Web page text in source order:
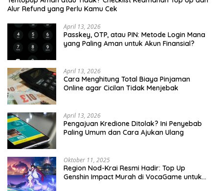
Alur Refund yang Perlu Kamu Cek
April 13, 2026
Passkey, OTP, atau PIN: Metode Login Mana
yang Paling Aman untuk Akun Finansial?
April 13, 2026
Cara Menghitung Total Biaya Pinjaman
Online agar Cicilan Tidak Menjebak
April 13, 2026
Pengajuan Kredione Ditolak? Ini Penyebab
Paling Umum dan Cara Ajukan Ulang
Oktober 11, 2025
Region Nod-Krai Resmi Hadir: Top Up
Genshin Impact Murah di VocaGame untuk